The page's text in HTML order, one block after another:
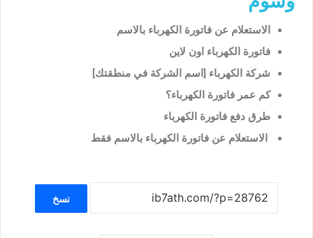
الاستعلام عن فاتورة الكهرباء بالاسم
فاتورة الكهرباء اون لاين
شركة الكهرباء [اسم الشركة في منطقتك]
كم عمر فاتورة الكهرباء؟
طرق دفع فاتورة الكهرباء
الاستعلام عن فاتورة الكهرباء بالاسم فقط
نسخ